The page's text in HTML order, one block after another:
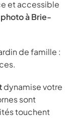
et accessible
à Brie-
de famille :
dynamise votre
sont
touchent